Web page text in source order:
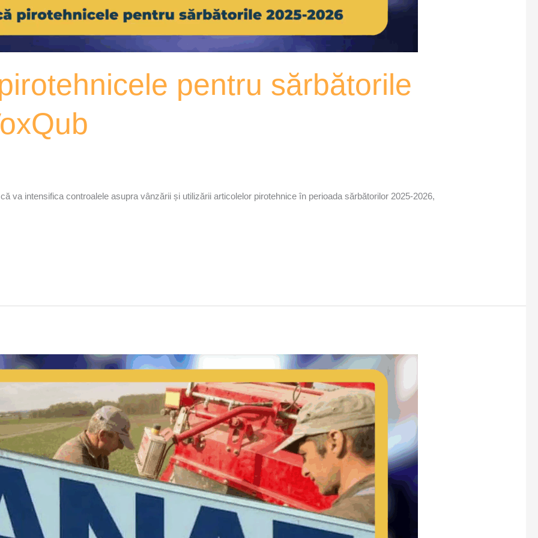
pentru sărbătorile
va intensifica controalele asupra vânzării și utilizării articolelor pirotehnice în perioada sărbătorilor 2025-2026,